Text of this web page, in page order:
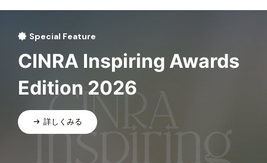
Special Feature
CINRA Inspiring Awards
Edition 2026
詳しくみる